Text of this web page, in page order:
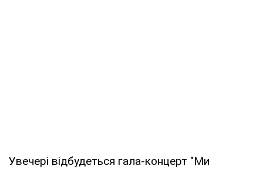
Увечері відбудеться гала-концерт "Ми